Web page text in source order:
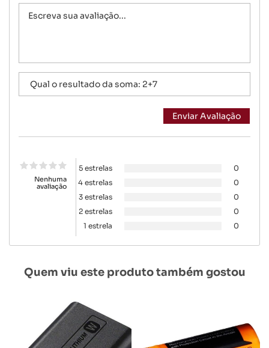
Nenhuma
avaliação
5 estrelas
0
4 estrelas
0
3 estrelas
0
2 estrelas
0
1 estrela
0
Quem viu este produto também gostou